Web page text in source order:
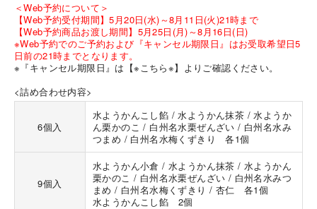
＜Web予約について＞
【Web予約受付期間】5月20日(水)～8月11日(火)21時まで
【Web予約商品お渡し期間】5月25日(月)～8月16日(日)
※Web予約でのご予約および『キャンセル期限日』はお受取希望日5
日前の21時までとなります。
※『キャンセル期限日』は 【※こちら※】 よりご確認ください。
<詰め合わせ内容>
6個入
水ようかんこし餡 / 水ようかん抹茶 / 水ようか
ん栗かのこ / 白州名水栗ぜんざい / 白州名水み
つまめ / 白州名水梅くずきり 各1個
9個入
水ようかん小倉 / 水ようかん抹茶 / 水ようかん
栗かのこ / 白州名水栗ぜんざい / 白州名水みつ
まめ / 白州名水梅くずきり / 杏仁 各1個
水ようかんこし餡 2個